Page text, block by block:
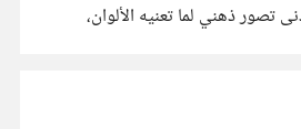
أدى لضمور كامل في العصب البصري، مما يعني أنها عاشت 22 عاما دون أن تملك أدنى تصور ذهني لما تعنيه الألوان،